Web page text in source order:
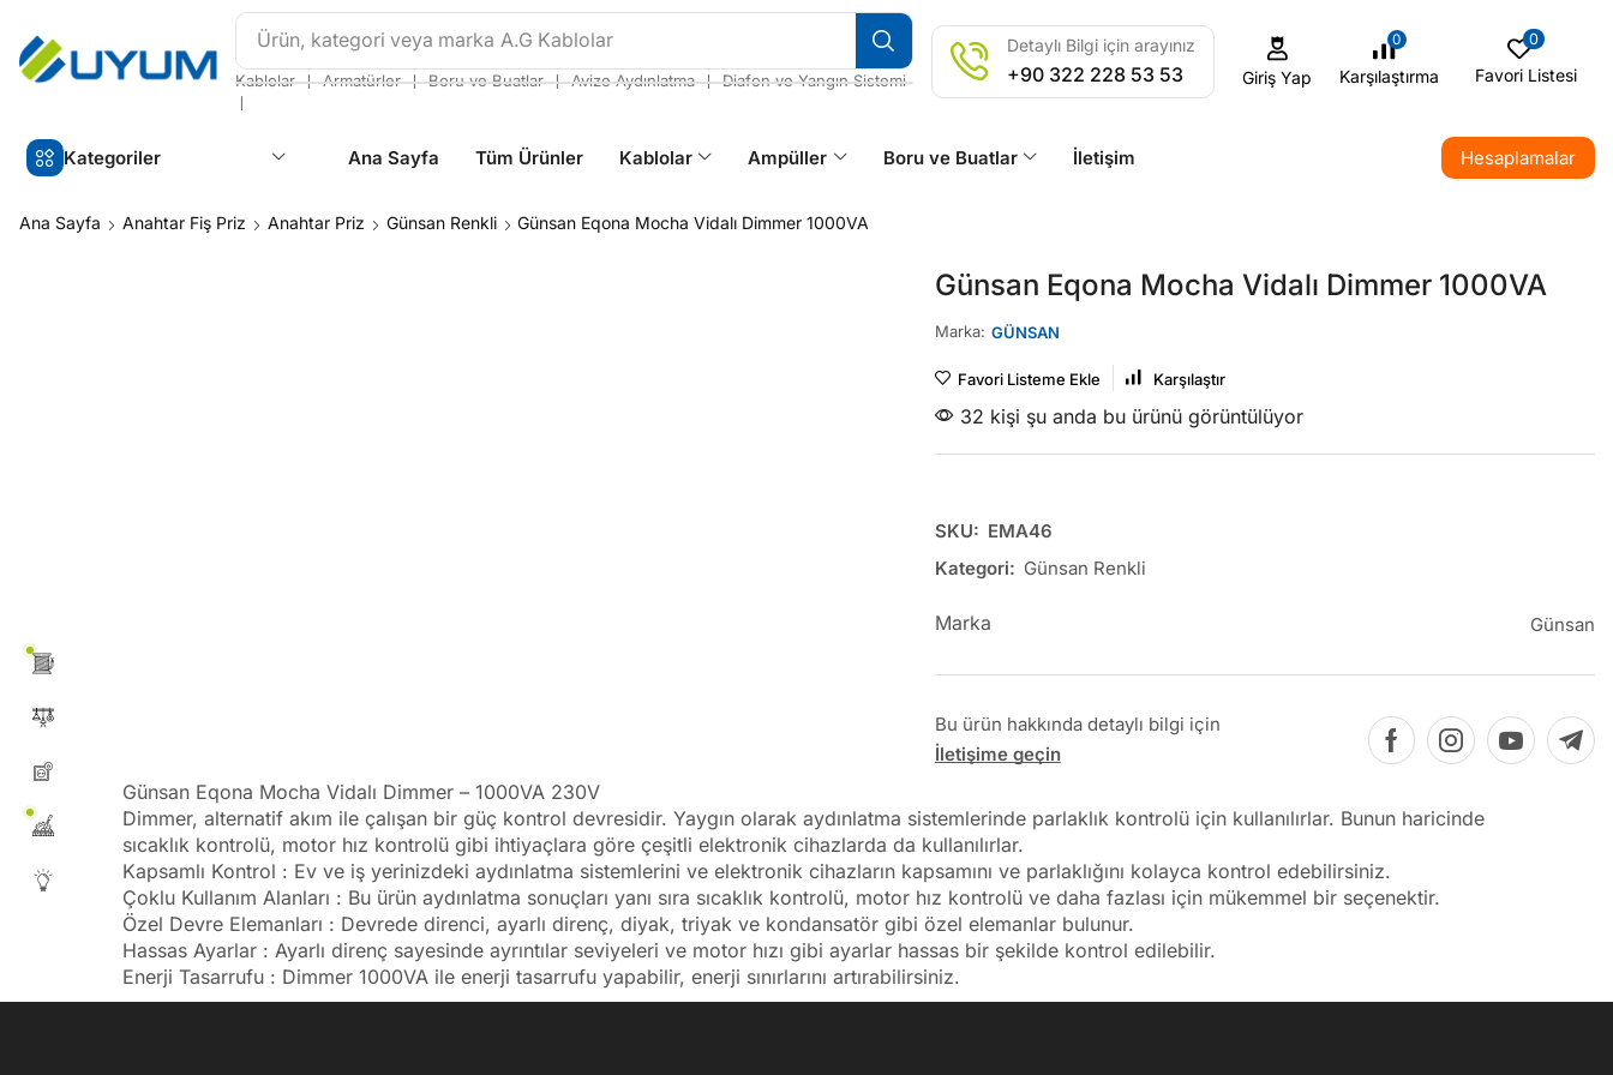
Ürün, kategori veya marka A.G Kablolar
Kablolar ❘ Armatürler ❘ Boru ve Buatlar ❘ Avize Aydınlatma ❘ Diafon ve Yangın Sistemi
❘
Detaylı Bilgi için arayınız
+90 322 228 53 53 Giriş Yap
0
Karşılaştırma
0
Favori Listesi
Kategoriler Ana Sayfa Tüm Ürünler Kablolar Ampüller Boru ve Buatlar İletişim Hesaplamalar
Ana Sayfa Anahtar Fiş Priz Anahtar Priz Günsan Renkli Günsan Eqona Mocha Vidalı Dimmer 1000VA
Günsan Eqona Mocha Vidalı Dimmer 1000VA
Marka: GÜNSAN
Favori Listeme Ekle Karşılaştır
32 kişi şu anda bu ürünü görüntülüyor
SKU: EMA46
Kategori: Günsan Renkli
Marka Günsan
Bu ürün hakkında detaylı bilgi için
İletişime geçin
Günsan Eqona Mocha Vidalı Dimmer – 1000VA 230V
Dimmer, alternatif akım ile çalışan bir güç kontrol devresidir. Yaygın olarak aydınlatma sistemlerinde parlaklık kontrolü için kullanılırlar. Bunun haricinde
sıcaklık kontrolü, motor hız kontrolü gibi ihtiyaçlara göre çeşitli elektronik cihazlarda da kullanılırlar.
Kapsamlı Kontrol : Ev ve iş yerinizdeki aydınlatma sistemlerini ve elektronik cihazların kapsamını ve parlaklığını kolayca kontrol edebilirsiniz.
Çoklu Kullanım Alanları : Bu ürün aydınlatma sonuçları yanı sıra sıcaklık kontrolü, motor hız kontrolü ve daha fazlası için mükemmel bir seçenektir.
Özel Devre Elemanları : Devrede direnci, ayarlı direnç, diyak, triyak ve kondansatör gibi özel elemanlar bulunur.
Hassas Ayarlar : Ayarlı direnç sayesinde ayrıntılar seviyeleri ve motor hızı gibi ayarlar hassas bir şekilde kontrol edilebilir.
Enerji Tasarrufu : Dimmer 1000VA ile enerji tasarrufu yapabilir, enerji sınırlarını artırabilirsiniz.